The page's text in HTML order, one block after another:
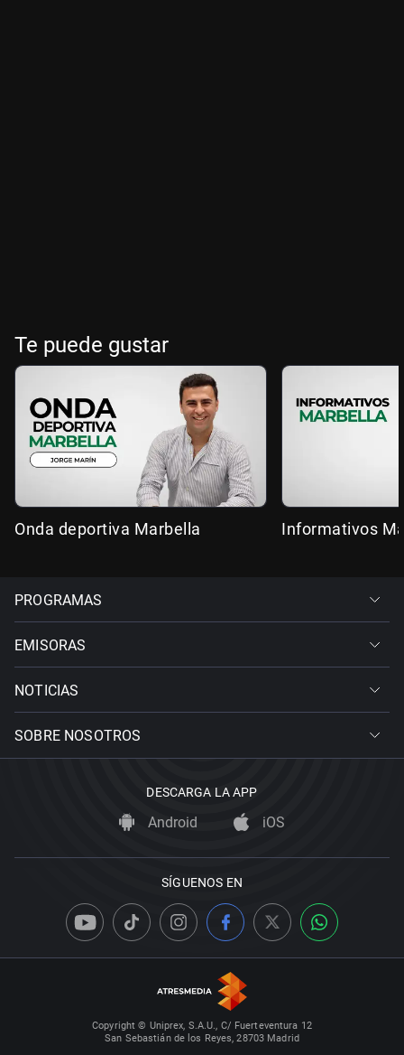
Te puede gustar
Onda deportiva Marbella Informativos
PROGRAMAS
EMISORAS
NOTICIAS
SOBRE NOSOTROS
DESCARGA LA APP
Android iOS
SÍGUENOS EN
Copyright © Uniprex, S.A.U., C/ Fuerteventura 12
San Sebastián de los Reyes, 28703 Madrid